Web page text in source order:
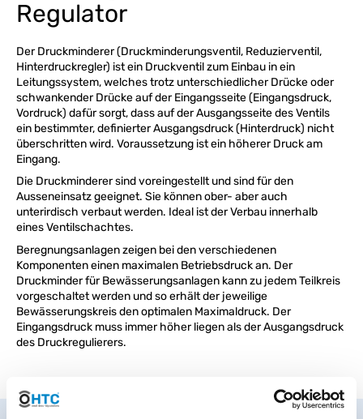
Regulator
Der Druckminderer (Druckminderungsventil, Reduzierventil,
Hinterdruckregler) ist ein Druckventil zum Einbau in ein
Leitungssystem, welches trotz unterschiedlicher Drücke oder
schwankender Drücke auf der Eingangsseite (Eingangsdruck,
Vordruck) dafür sorgt, dass auf der Ausgangsseite des Ventils
ein bestimmter, definierter Ausgangsdruck (Hinterdruck) nicht
überschritten wird. Voraussetzung ist ein höherer Druck am
Eingang.
Die Druckminderer sind voreingestellt und sind für den
Ausseneinsatz geeignet. Sie können ober- aber auch
unterirdisch verbaut werden. Ideal ist der Verbau innerhalb
eines Ventilschachtes.
Beregnungsanlagen zeigen bei den verschiedenen
Komponenten einen maximalen Betriebsdruck an. Der
Druckminder für Bewässerungsanlagen kann zu jedem Teilkreis
vorgeschaltet werden und so erhält der jeweilige
Bewässerungskreis den optimalen Maximaldruck. Der
Eingangsdruck muss immer höher liegen als der Ausgangsdruck
des Druckregulierers.